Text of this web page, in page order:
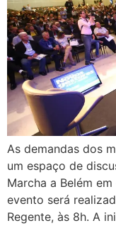
As demandas dos
um espaço de
Marcha a Belém
evento será
Regente, às 8h. A